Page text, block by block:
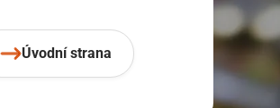
Úvodní strana